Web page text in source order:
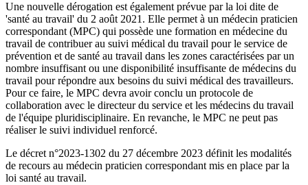
Une nouvelle dérogation est également prévue par la loi dite de
'santé au travail' du 2 août 2021. Elle permet à un médecin praticien
correspondant (MPC) qui possède une formation en médecine du
travail de contribuer au suivi médical du travail pour le service de
prévention et de santé au travail dans les zones caractérisées par un
nombre insuffisant ou une disponibilité insuffisante de médecins du
travail pour répondre aux besoins du suivi médical des travailleurs.
Pour ce faire, le MPC devra avoir conclu un protocole de
collaboration avec le directeur du service et les médecins du travail
de l'équipe pluridisciplinaire. En revanche, le MPC ne peut pas
réaliser le suivi individuel renforcé.
Le décret n°2023-1302 du 27 décembre 2023 définit les modalités
de recours au médecin praticien correspondant mis en place par la
loi santé au travail.